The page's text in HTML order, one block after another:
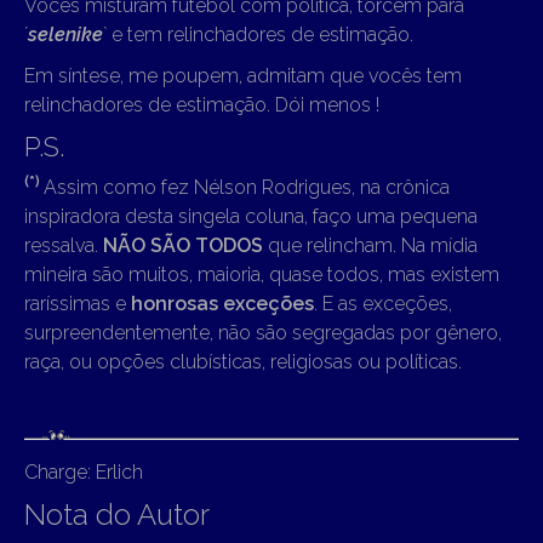
Vocês misturam futebol com política, torcem para
´selenike` e tem relinchadores de estimação.
Em síntese, me poupem, admitam que vocês tem
relinchadores de estimação. Dói menos !
P.S.
(*) Assim como fez Nélson Rodrigues, na crônica
inspiradora desta singela coluna, faço uma pequena
ressalva. NÃO SÃO TODOS que relincham. Na mídia
mineira são muitos, maioria, quase todos, mas existem
raríssimas e honrosas exceções. E as exceções,
surpreendentemente, não são segregadas por gênero,
raça, ou opções clubísticas, religiosas ou políticas.
Charge: Erlich
Nota do Autor